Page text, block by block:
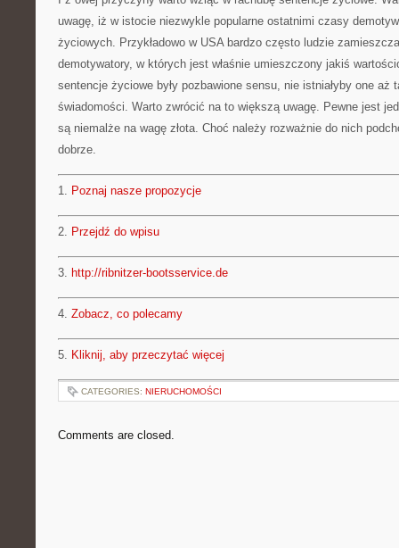
uwagę, iż w istocie niezwykle popularne ostatnimi czasy
życiowych. Przykładowo w USA bardzo często ludzie
demotywatory, w których jest właśnie umieszczony jakiś
sentencje życiowe były pozbawione sensu, nie istniałyby one aż
świadomości. Warto zwrócić na to większą uwagę. Pewne jest
są niemalże na wagę złota. Choć należy rozważnie do nich
dobrze.
1. Poznaj nasze propozycje
2. Przejdź do wpisu
3. http://ribnitzer-bootsservice.de
4. Zobacz, co polecamy
5. Kliknij, aby przeczytać więcej
CATEGORIES: NIERUCHOMOŚCI
Comments are closed.